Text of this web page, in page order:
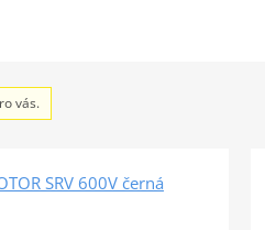
vás.
SRV 600V černá